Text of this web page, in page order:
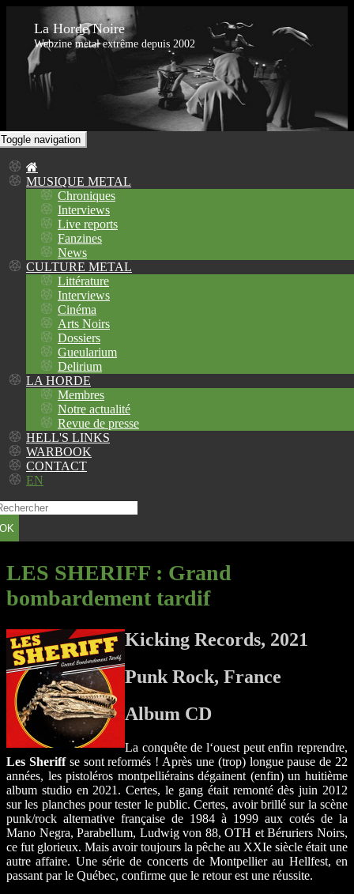
La Horde Noire
Webzine metal extrême depuis 2002
Toggle navigation
MUSIQUE METAL
Chroniques
Interviews
Live reports
Fanzines
News
CULTURE METAL
Littérature
Interviews
Cinéma
Arts Noirs
Dossiers
Gueularium
Delirium
LA HORDE
Membres
Notre actualité
Revue de presse
HELL'S LINKS
WARBOOK
CONTACT
EN
OK
LES SHERIFF : Grand
bombardement tardif
Kicking Records, 2021
Punk Rock, France
Album CD
La conquête de l‘ouest peut enfin reprendre,
Les Sheriffse sont reformés ! Après une (trop) longue pause de 22
années, les pistoléros montpelliérains dégainent (enfin) un huitième
album studio en 2021. Certes, le gang était remonté dès juin 2012
sur les planches pour tester le public. Certes, avoir brillé sur la scène
punk/rock alternative française de 1984 à 1999 aux cotés de la
Mano Negra, Parabellum, Ludwig von 88, OTH et Béruriers Noirs,
ce fut glorieux. Mais avoir toujours la pêche au XXIe siècle était une
autre affaire. Une série de concerts de Montpellier au Hellfest, en
passant par le Québec, confirme que le retour est une réussite.